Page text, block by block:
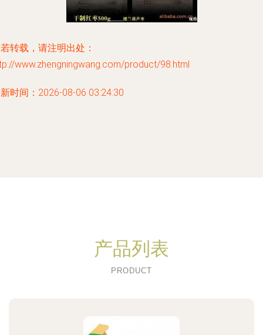
转载，请注明出处：
www.zhengningwang.com/product/98.html
时间：2026-08-06 03:24:30
产品列表
PRODUCT